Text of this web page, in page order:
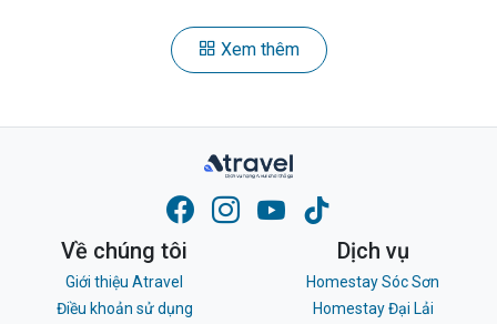
Xem thêm
Về chúng tôi
Giới thiệu Atravel
Điều khoản sử dụng
Dịch vụ
Homestay Sóc Sơn
Homestay Đại Lải